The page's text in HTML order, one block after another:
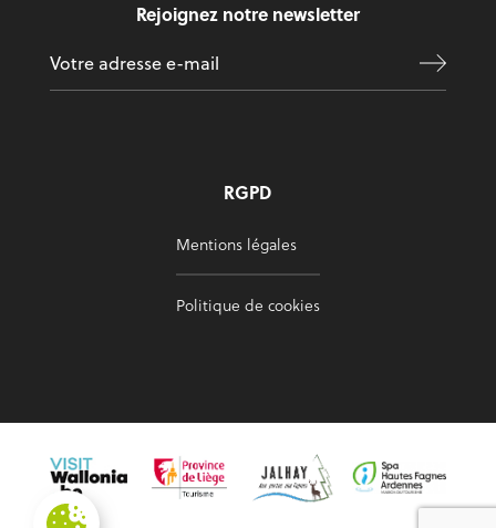
Rejoignez notre newsletter
RGPD
Mentions légales
Politique de cookies